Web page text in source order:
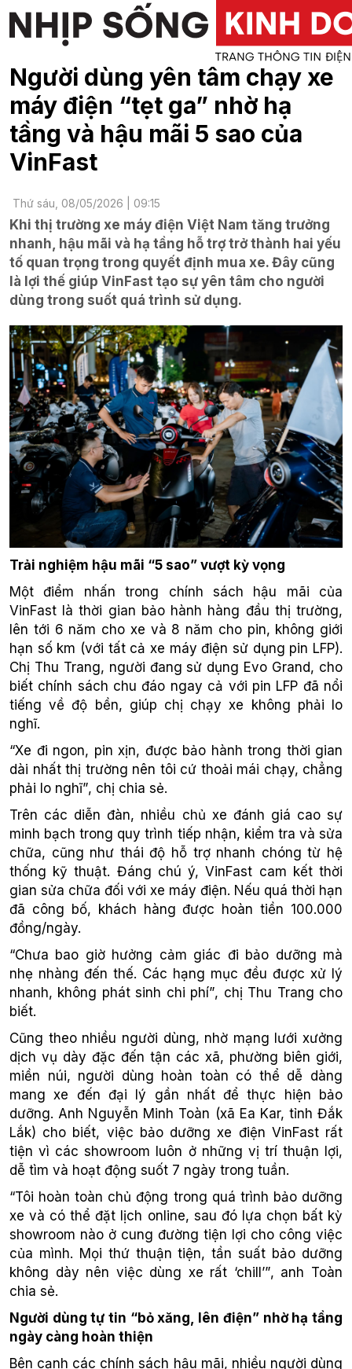
Người dùng yên tâm chạy xe
máy điện “tẹt ga” nhờ hạ
tầng và hậu mãi 5 sao của
VinFast
Thứ sáu, 08/05/2026 | 09:15
Khi thị trường xe máy điện Việt Nam tăng trưởng
nhanh, hậu mãi và hạ tầng hỗ trợ trở thành hai yếu
tố quan trọng trong quyết định mua xe. Đây cũng
là lợi thế giúp VinFast tạo sự yên tâm cho người
dùng trong suốt quá trình sử dụng.
Trải nghiệm hậu mãi “5 sao” vượt kỳ vọng
Một điểm nhấn trong chính sách hậu mãi của
VinFast là thời gian bảo hành hàng đầu thị trường,
lên tới 6 năm cho xe và 8 năm cho pin, không giới
hạn số km (với tất cả xe máy điện sử dụng pin LFP).
Chị Thu Trang, người đang sử dụng Evo Grand, cho
biết chính sách chu đáo ngay cả với pin LFP đã nổi
tiếng về độ bền, giúp chị chạy xe không phải lo
nghĩ.
“Xe đi ngon, pin xịn, được bảo hành trong thời gian
dài nhất thị trường nên tôi cứ thoải mái chạy, chẳng
phải lo nghĩ”, chị chia sẻ.
Trên các diễn đàn, nhiều chủ xe đánh giá cao sự
minh bạch trong quy trình tiếp nhận, kiểm tra và sửa
chữa, cũng như thái độ hỗ trợ nhanh chóng từ hệ
thống kỹ thuật. Đáng chú ý, VinFast cam kết thời
gian sửa chữa đối với xe máy điện. Nếu quá thời hạn
đã công bố, khách hàng được hoàn tiền 100.000
đồng/ngày.
“Chưa bao giờ hưởng cảm giác đi bảo dưỡng mà
nhẹ nhàng đến thế. Các hạng mục đều được xử lý
nhanh, không phát sinh chi phí”, chị Thu Trang cho
biết.
Cũng theo nhiều người dùng, nhờ mạng lưới xưởng
dịch vụ dày đặc đến tận các xã, phường biên giới,
miền núi, người dùng hoàn toàn có thể dễ dàng
mang xe đến đại lý gần nhất để thực hiện bảo
dưỡng. Anh Nguyễn Minh Toàn (xã Ea Kar, tỉnh Đắk
Lắk) cho biết, việc bảo dưỡng xe điện VinFast rất
tiện vì các showroom luôn ở những vị trí thuận lợi,
dễ tìm và hoạt động suốt 7 ngày trong tuần.
“Tôi hoàn toàn chủ động trong quá trình bảo dưỡng
xe và có thể đặt lịch online, sau đó lựa chọn bất kỳ
showroom nào ở cung đường tiện lợi cho công việc
của mình. Mọi thứ thuận tiện, tần suất bảo dưỡng
không dày nên việc dùng xe rất ‘chill’”, anh Toàn
chia sẻ.
Người dùng tự tin “bỏ xăng, lên điện” nhờ hạ tầng
ngày càng hoàn thiện
Bên cạnh các chính sách hậu mãi, nhiều người dùng